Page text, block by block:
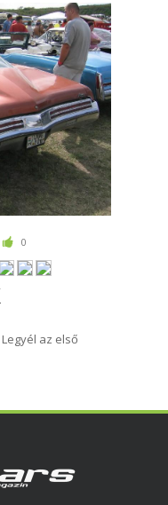
0
az első